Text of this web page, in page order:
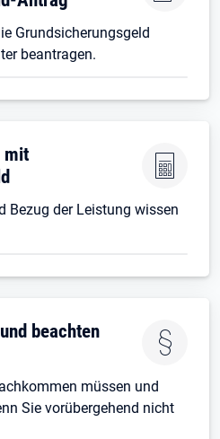
Grundsicherungsgeld
beantragen.
mit
Bezug der Leistung wissen
beachten
müssen und
Sie vorübergehend nicht